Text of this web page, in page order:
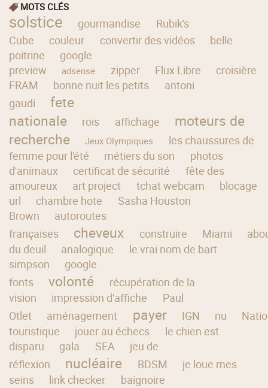
MOTS CLÉS
solstice gourmandise
Rubik's
Cube
couleur convertir des vidéos
belle
poitrine
google
preview
adsense zipper Flux Libre
croisière
FRAM
bonne nuit les petits
antoni
gaudi
fete
nationale
rois affichage
moteurs de
recherche
Jeux Olympiques
les chaussures de
femme pour l'été
métiers du son
photos
d'animaux
certificat de sécurité
fête des
amoureux
art project tchat webcam
blocage
url
chambre hote
Sasha Houston
Brown
autoroutes
françaises
cheveux construire Miami
du deuil
analogique
le vrai nom de bart
simpson
google
fonts
volonté
récupération de la
vision
impression d'affiche
Paul
Otlet
aménagement payer IGN nu
touristique
jouer au échecs
le chien est
disparu
gala SEA
jeu de
réflexion
nucléaire BDSM
je loue mes
seins
link checker baignoire